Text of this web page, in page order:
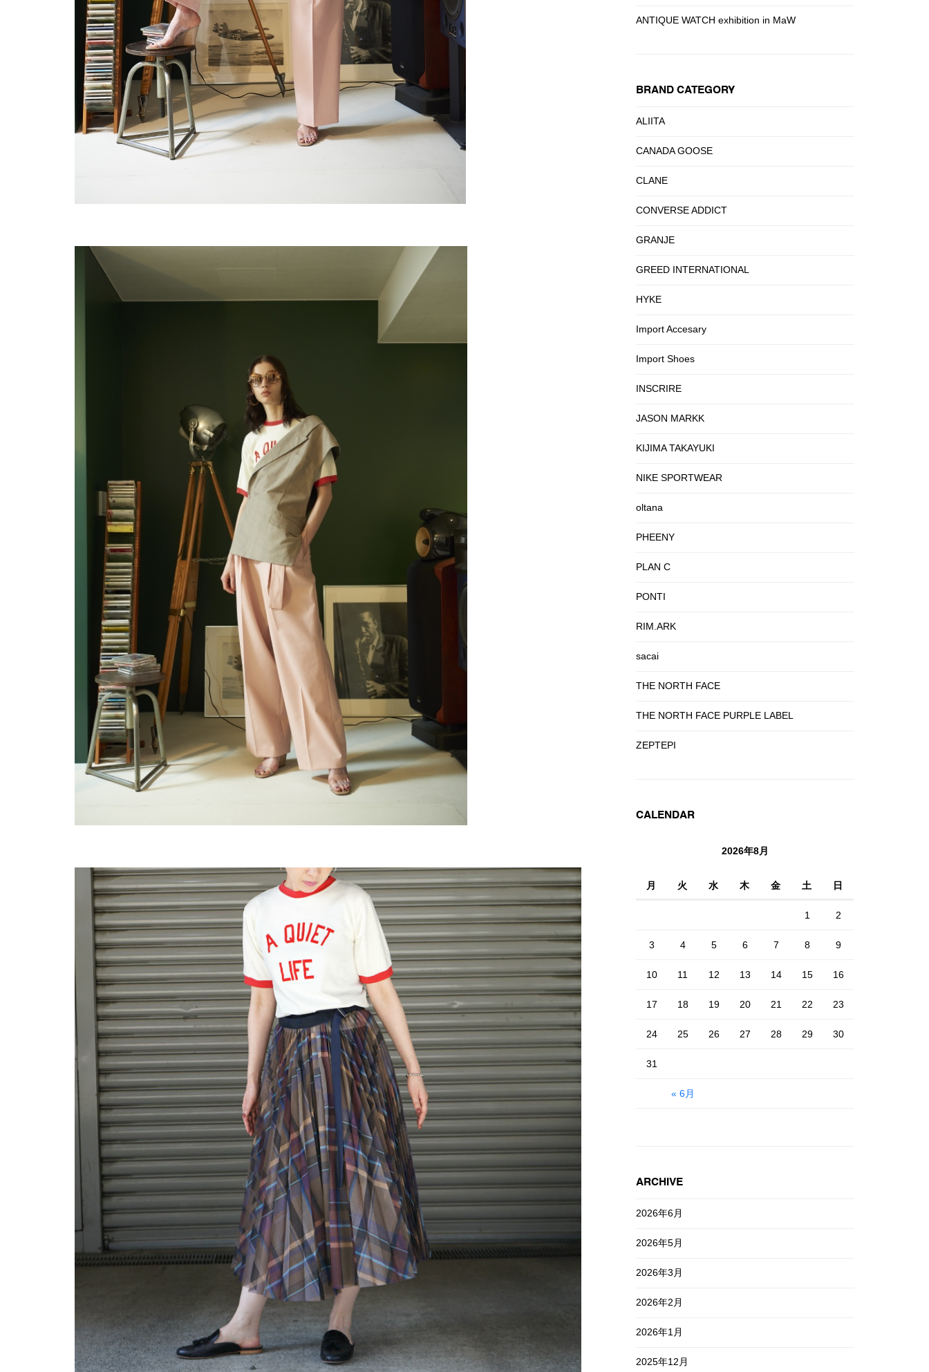
ANTIQUE WATCH exhibition in MaW
BRAND CATEGORY
ALIITA
CANADA GOOSE
CLANE
CONVERSE ADDICT
GRANJE
GREED INTERNATIONAL
HYKE
Import Accesary
Import Shoes
INSCRIRE
JASON MARKK
KIJIMA TAKAYUKI
NIKE SPORTWEAR
oltana
PHEENY
PLAN C
PONTI
RIM.ARK
sacai
THE NORTH FACE
THE NORTH FACE PURPLE LABEL
ZEPTEPI
CALENDAR
2026年8月
月 火 水 木 金 土 日
« 6月
1 2
3 4 5 6 7 8 9
10 11 12 13 14 15 16
17 18 19 20 21 22 23
24 25 26 27 28 29 30
31
ARCHIVE
2026年6月
2026年5月
2026年3月
2026年2月
2026年1月
2025年12月